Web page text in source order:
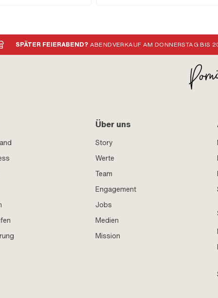
SPÄTER FEIERABEND? ABENDVERKAUF AM DONNERSTAG BIS
Über uns
Story
Werte
Team
Engagement
Jobs
Medien
Mission